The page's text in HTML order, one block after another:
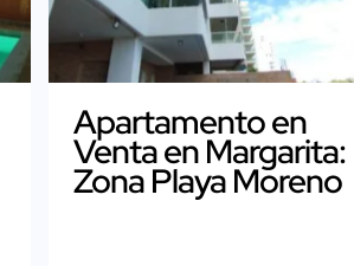
Apartamento en
Venta en Margarita:
Zona Playa Moreno